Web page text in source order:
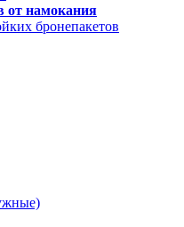
от намокания
бронепакетов